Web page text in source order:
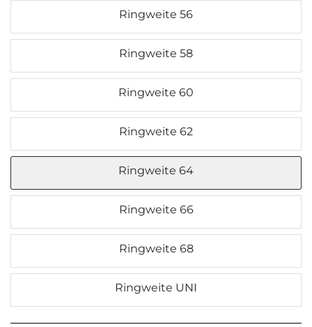
Ringweite 56
Ringweite 58
Ringweite 60
Ringweite 62
Ringweite 64
Ringweite 66
Ringweite 68
Ringweite UNI